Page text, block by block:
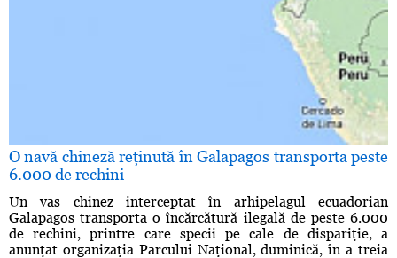
O navă chineză reţinută în Galapagos transporta peste
6.000 de rechini
Un vas chinez interceptat în arhipelagul ecuadorian
Galapagos transporta o încărcătură ilegală de peste 6.000
de rechini, printre care specii pe cale de dispariţie, a
anunţat organizaţia Parcului Naţional, duminică, în a treia